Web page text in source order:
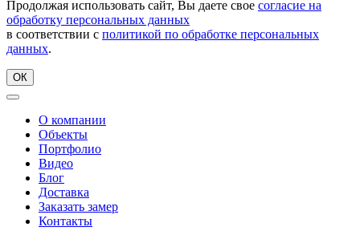
Продолжая использовать сайт, Вы даете свое согласие на
обработку персональных данных
в соответствии с политикой по обработке персональных
данных.
ОК
О компании
Объекты
Портфолио
Видео
Блог
Доставка
Заказать замер
Контакты